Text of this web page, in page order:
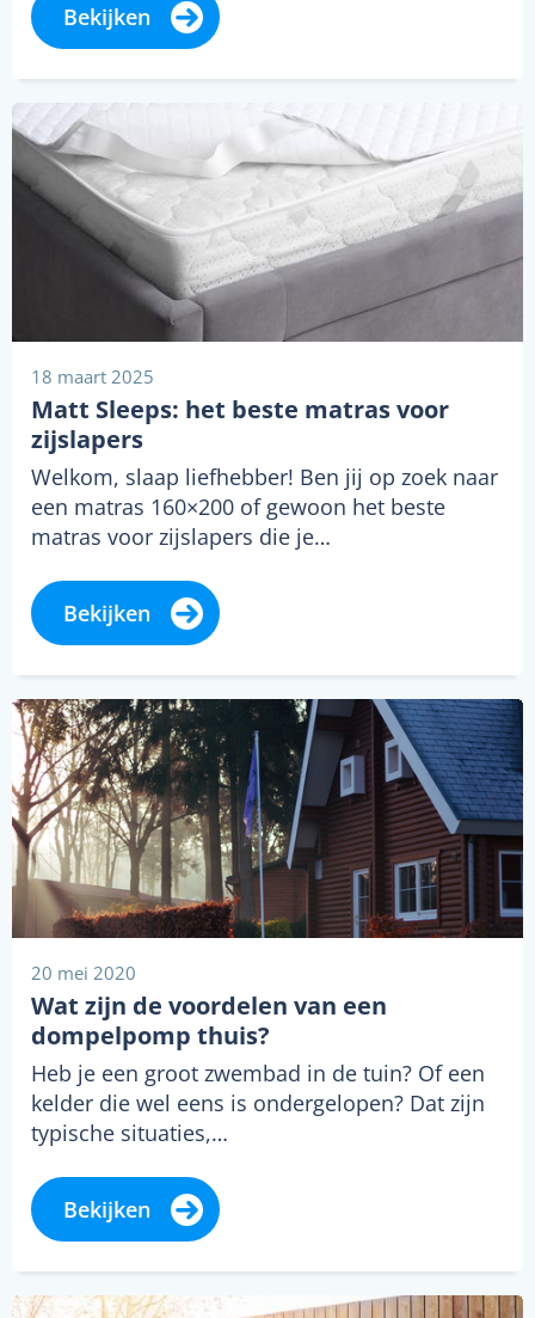
Bekijken
18 maart 2025
Matt Sleeps: het beste matras voor
zijslapers
Welkom, slaap liefhebber! Ben jij op zoek naar
een matras 160×200 of gewoon het beste
matras voor zijslapers die je…
Bekijken
20 mei 2020
Wat zijn de voordelen van een
dompelpomp thuis?
Heb je een groot zwembad in de tuin? Of een
kelder die wel eens is ondergelopen? Dat zijn
typische situaties,…
Bekijken